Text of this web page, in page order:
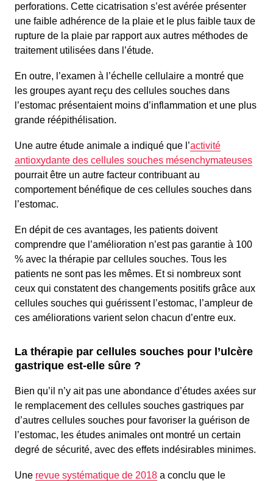
perforations. Cette cicatrisation s’est avérée présenter
une faible adhérence de la plaie et le plus faible taux de
rupture de la plaie par rapport aux autres méthodes de
traitement utilisées dans l’étude.
En outre, l’examen à l’échelle cellulaire a montré que
les groupes ayant reçu des cellules souches dans
l’estomac présentaient moins d’inflammation et une plus
grande réépithélisation.
Une autre étude animale a indiqué que l’activité
antioxydante des cellules souches mésenchymateuses
pourrait être un autre facteur contribuant au
comportement bénéfique de ces cellules souches dans
l’estomac.
En dépit de ces avantages, les patients doivent
comprendre que l’amélioration n’est pas garantie à 100
% avec la thérapie par cellules souches. Tous les
patients ne sont pas les mêmes. Et si nombreux sont
ceux qui constatent des changements positifs grâce aux
cellules souches qui guérissent l’estomac, l’ampleur de
ces améliorations varient selon chacun d’entre eux.
La thérapie par cellules souches pour l’ulcère
gastrique est-elle sûre ?
Bien qu’il n’y ait pas une abondance d’études axées sur
le remplacement des cellules souches gastriques par
d’autres cellules souches pour favoriser la guérison de
l’estomac, les études animales ont montré un certain
degré de sécurité, avec des effets indésirables minimes.
Une revue systématique de 2018 a conclu que le